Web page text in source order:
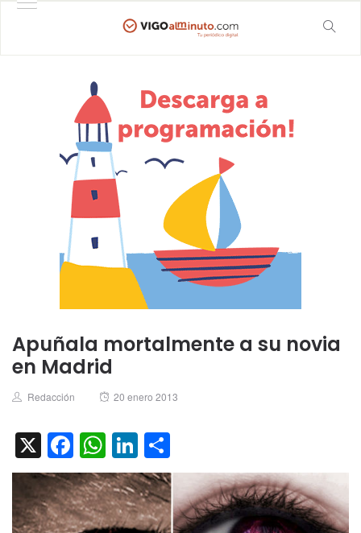
Apuñala mortalmente a su novia
en Madrid
Author
Redacción
Posted
20 enero 2013
X Facebook
WhatsApp
LinkedIn